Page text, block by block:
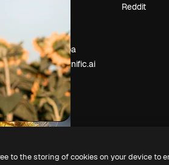
contenuti
Sala stampa
Cerchi magnific.ai
Reddit
to the storing of cookies on your device to